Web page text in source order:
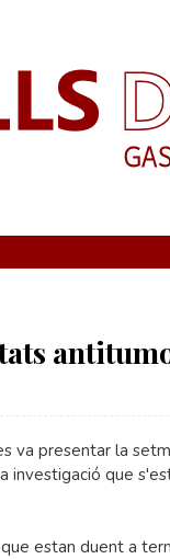
va presentar la
investigació que
estan duent a